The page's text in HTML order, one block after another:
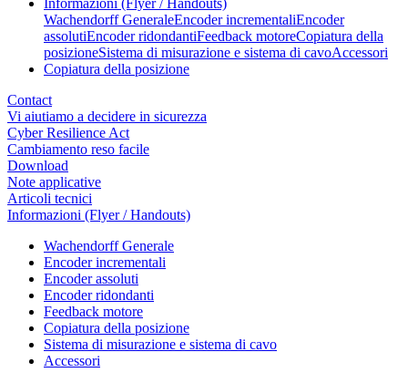
Informazioni (Flyer / Handouts)
Wachendorff GeneraleEncoder incrementaliEncoder
assolutiEncoder ridondantiFeedback motoreCopiatura della
posizioneSistema di misurazione e sistema di cavoAccessori
Copiatura della posizione
Contact
Vi aiutiamo a decidere in sicurezza
Cyber Resilience Act
Cambiamento reso facile
Download
Note applicative
Articoli tecnici
Informazioni (Flyer / Handouts)
Wachendorff Generale
Encoder incrementali
Encoder assoluti
Encoder ridondanti
Feedback motore
Copiatura della posizione
Sistema di misurazione e sistema di cavo
Accessori